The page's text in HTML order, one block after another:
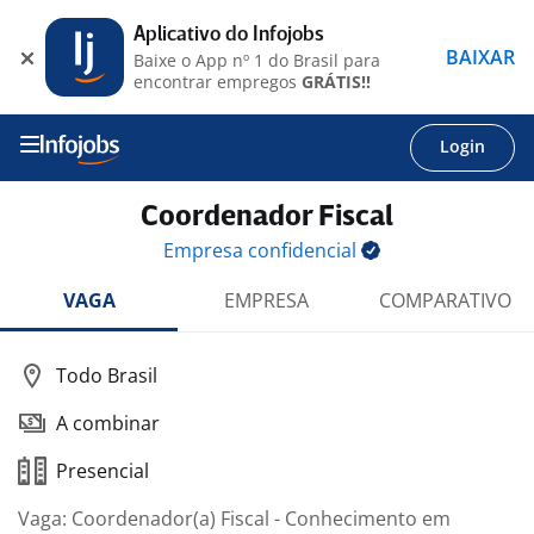
Login
Coordenador Fiscal
Empresa confidencial
VAGA
EMPRESA COMPARATIVO
Todo Brasil
A combinar
Presencial
Vaga: Coordenador(a) Fiscal - Conhecimento em
Aplicativo do Infojobs
Baixe o App nº 1 do Brasil para
encontrar empregos GRÁTIS!!
BAIXAR